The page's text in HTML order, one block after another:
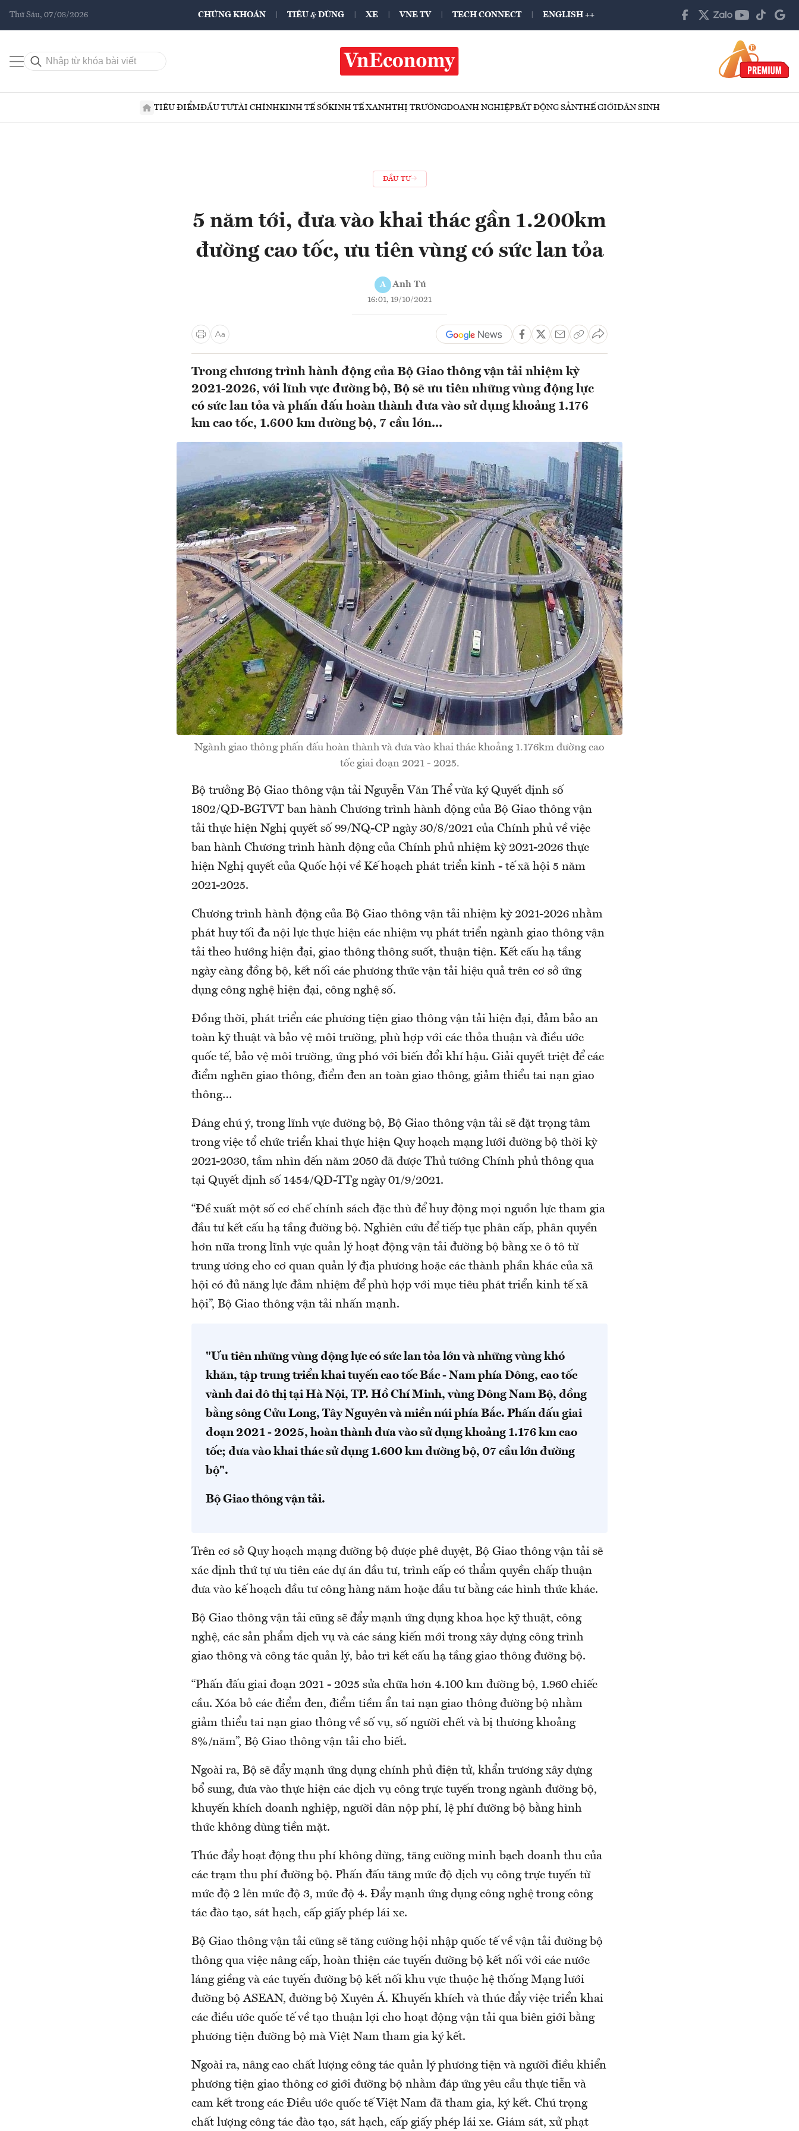
Thứ Sáu, 07/08/2026 CHỨNG KHOÁN TIÊU & DÙNG XE VNE TV TECH CONNECT ENGLISH ++
TIÊU ĐIỂMĐẦU TƯTÀI CHÍNHKINH TẾ SỐKINH TẾ XANHTHỊ TRƯỜNGDOANH NGHIỆPBẤT ĐỘNG SẢNTHẾ GIỚIDÂN SINH
ĐẦU TƯ
5 năm tới, đưa vào khai thác gần 1.200km
đường cao tốc, ưu tiên vùng có sức lan tỏa
A Anh Tú
16:01, 19/10/2021
Trong chương trình hành động của Bộ Giao thông vận tải nhiệm kỳ
2021-2026, với lĩnh vực đường bộ, Bộ sẽ ưu tiên những vùng động lực
có sức lan tỏa và phấn đấu hoàn thành đưa vào sử dụng khoảng 1.176
km cao tốc, 1.600 km đường bộ, 7 cầu lớn...
Ngành giao thông phấn đấu hoàn thành và đưa vào khai thác khoảng 1.176km đường cao
tốc giai đoạn 2021 - 2025.
Bộ trưởng Bộ Giao thông vận tải Nguyễn Văn Thể vừa ký Quyết định số
1802/QĐ-BGTVT ban hành Chương trình hành động của Bộ Giao thông vận
tải thực hiện Nghị quyết số 99/NQ-CP ngày 30/8/2021 của Chính phủ về việc
ban hành Chương trình hành động của Chính phủ nhiệm kỳ 2021-2026 thực
hiện Nghị quyết của Quốc hội về Kế hoạch phát triển kinh - tế xã hội 5 năm
2021-2025.
Chương trình hành động của Bộ Giao thông vận tải nhiệm kỳ 2021-2026 nhằm
phát huy tối đa nội lực thực hiện các nhiệm vụ phát triển ngành giao thông vận
tải theo hướng hiện đại, giao thông thông suốt, thuận tiện. Kết cấu hạ tầng
ngày càng đồng bộ, kết nối các phương thức vận tải hiệu quả trên cơ sở ứng
dụng công nghệ hiện đại, công nghệ số.
Đồng thời, phát triển các phương tiện giao thông vận tải hiện đại, đảm bảo an
toàn kỹ thuật và bảo vệ môi trường, phù hợp với các thỏa thuận và điều ước
quốc tế, bảo vệ môi trường, ứng phó với biến đổi khí hậu. Giải quyết triệt để các
điểm nghẽn giao thông, điểm đen an toàn giao thông, giảm thiểu tai nạn giao
thông…
Đáng chú ý, trong lĩnh vực đường bộ, Bộ Giao thông vận tải sẽ đặt trọng tâm
trong việc tổ chức triển khai thực hiện Quy hoạch mạng lưới đường bộ thời kỳ
2021-2030, tầm nhìn đến năm 2050 đã được Thủ tướng Chính phủ thông qua
tại Quyết định số 1454/QĐ-TTg ngày 01/9/2021.
“Đề xuất một số cơ chế chính sách đặc thù để huy động mọi nguồn lực tham gia
đầu tư kết cấu hạ tầng đường bộ. Nghiên cứu để tiếp tục phân cấp, phân quyền
hơn nữa trong lĩnh vực quản lý hoạt động vận tải đường bộ bằng xe ô tô từ
trung ương cho cơ quan quản lý địa phương hoặc các thành phần khác của xã
hội có đủ năng lực đảm nhiệm để phù hợp với mục tiêu phát triển kinh tế xã
hội”, Bộ Giao thông vận tải nhấn mạnh.
"Ưu tiên những vùng động lực có sức lan tỏa lớn và những vùng khó
khăn, tập trung triển khai tuyến cao tốc Bắc - Nam phía Đông, cao tốc
vành đai đô thị tại Hà Nội, TP. Hồ Chí Minh, vùng Đông Nam Bộ, đồng
bằng sông Cửu Long, Tây Nguyên và miền núi phía Bắc. Phấn đấu giai
đoạn 2021 - 2025, hoàn thành đưa vào sử dụng khoảng 1.176 km cao
tốc; đưa vào khai thác sử dụng 1.600 km đường bộ, 07 cầu lớn đường
bộ".
Bộ Giao thông vận tải.
Trên cơ sở Quy hoạch mạng đường bộ được phê duyệt, Bộ Giao thông vận tải sẽ
xác định thứ tự ưu tiên các dự án đầu tư, trình cấp có thẩm quyền chấp thuận
đưa vào kế hoạch đầu tư công hàng năm hoặc đầu tư bằng các hình thức khác.
Bộ Giao thông vận tải cũng sẽ đẩy mạnh ứng dụng khoa học kỹ thuật, công
nghệ, các sản phẩm dịch vụ và các sáng kiến mới trong xây dựng công trình
giao thông và công tác quản lý, bảo trì kết cấu hạ tầng giao thông đường bộ.
“Phấn đấu giai đoạn 2021 - 2025 sửa chữa hơn 4.100 km đường bộ, 1.960 chiếc
cầu. Xóa bỏ các điểm đen, điểm tiềm ẩn tai nạn giao thông đường bộ nhằm
giảm thiểu tai nạn giao thông về số vụ, số người chết và bị thương khoảng
8%/năm”, Bộ Giao thông vận tải cho biết.
Ngoài ra, Bộ sẽ đẩy mạnh ứng dụng chính phủ điện tử, khẩn trương xây dựng
bổ sung, đưa vào thực hiện các dịch vụ công trực tuyến trong ngành đường bộ,
khuyến khích doanh nghiệp, người dân nộp phí, lệ phí đường bộ bằng hình
thức không dùng tiền mặt.
Thúc đẩy hoạt động thu phí không dừng, tăng cường minh bạch doanh thu của
các trạm thu phí đường bộ. Phấn đấu tăng mức độ dịch vụ công trực tuyến từ
mức độ 2 lên mức độ 3, mức độ 4. Đẩy mạnh ứng dụng công nghệ trong công
tác đào tạo, sát hạch, cấp giấy phép lái xe.
Bộ Giao thông vận tải cũng sẽ tăng cường hội nhập quốc tế về vận tải đường bộ
thông qua việc nâng cấp, hoàn thiện các tuyến đường bộ kết nối với các nước
láng giềng và các tuyến đường bộ kết nối khu vực thuộc hệ thống Mạng lưới
đường bộ ASEAN, đường bộ Xuyên Á. Khuyến khích và thúc đẩy việc triển khai
các điều ước quốc tế về tạo thuận lợi cho hoạt động vận tải qua biên giới bằng
phương tiện đường bộ mà Việt Nam tham gia ký kết.
Ngoài ra, nâng cao chất lượng công tác quản lý phương tiện và người điều khiển
phương tiện giao thông cơ giới đường bộ nhằm đáp ứng yêu cầu thực tiễn và
cam kết trong các Điều ước quốc tế Việt Nam đã tham gia, ký kết. Chú trọng
chất lượng công tác đào tạo, sát hạch, cấp giấy phép lái xe. Giám sát, xử phạt